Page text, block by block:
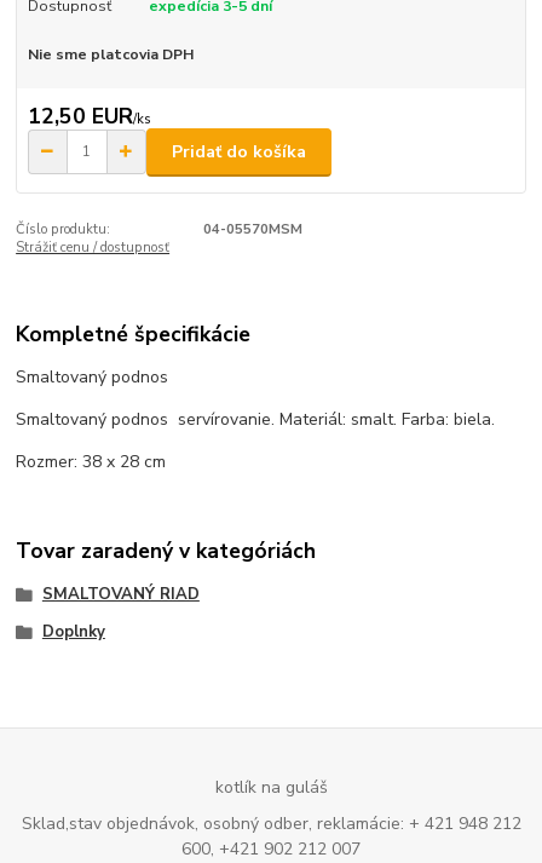
Dostupnosť expedícia 3-5 dní
Nie sme platcovia DPH
12,50 EUR/ks
Pridať do košíka
Číslo produktu:
04-05570MSM
Strážiť cenu / dostupnosť
Kompletné špecifikácie
Smaltovaný podnos
Smaltovaný podnos servírovanie. Materiál: smalt. Farba: biela.
Rozmer: 38 x 28 cm
Tovar zaradený v kategóriách
SMALTOVANÝ RIAD
Doplnky
kotlík na guláš
Sklad,stav objednávok, osobný odber, reklamácie: + 421 948 212
600, +421 902 212 007